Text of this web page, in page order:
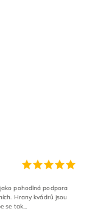
pohodlná podpora
Hrany kvádrů jsou
se tak...